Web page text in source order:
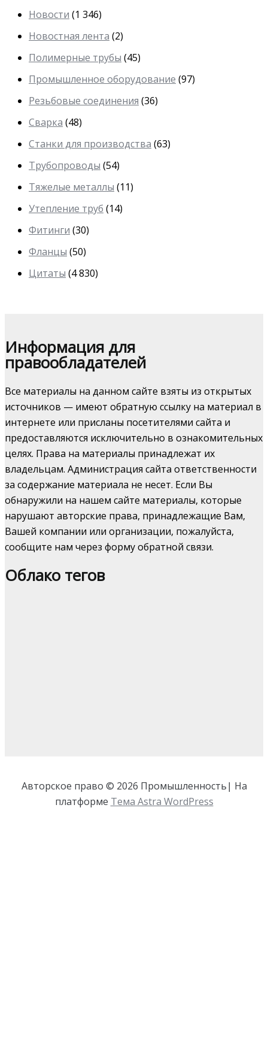
Новости (1 346)
Новостная лента (2)
Полимерные трубы (45)
Промышленное оборудование (97)
Резьбовые соединения (36)
Сварка (48)
Станки для производства (63)
Трубопроводы (54)
Тяжелые металлы (11)
Утепление труб (14)
Фитинги (30)
Фланцы (50)
Цитаты (4 830)
Информация для
правообладателей
Все материалы на данном сайте взяты из открытых
источников — имеют обратную ссылку на материал в
интернете или присланы посетителями сайта и
предоставляются исключительно в ознакомительных
целях. Права на материалы принадлежат их
владельцам. Администрация сайта ответственности
за содержание материала не несет. Если Вы
обнаружили на нашем сайте материалы, которые
нарушают авторские права, принадлежащие Вам,
Вашей компании или организации, пожалуйста,
сообщите нам через форму обратной связи.
Облако тегов
Авторское право © 2026 Промышленность| На
платформе Тема Astra WordPress